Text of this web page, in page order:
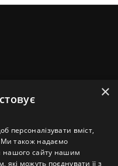
×
персоналізувати вміст,
Ми також надаємо
нашого сайту нашим
можуть поєднувати її з